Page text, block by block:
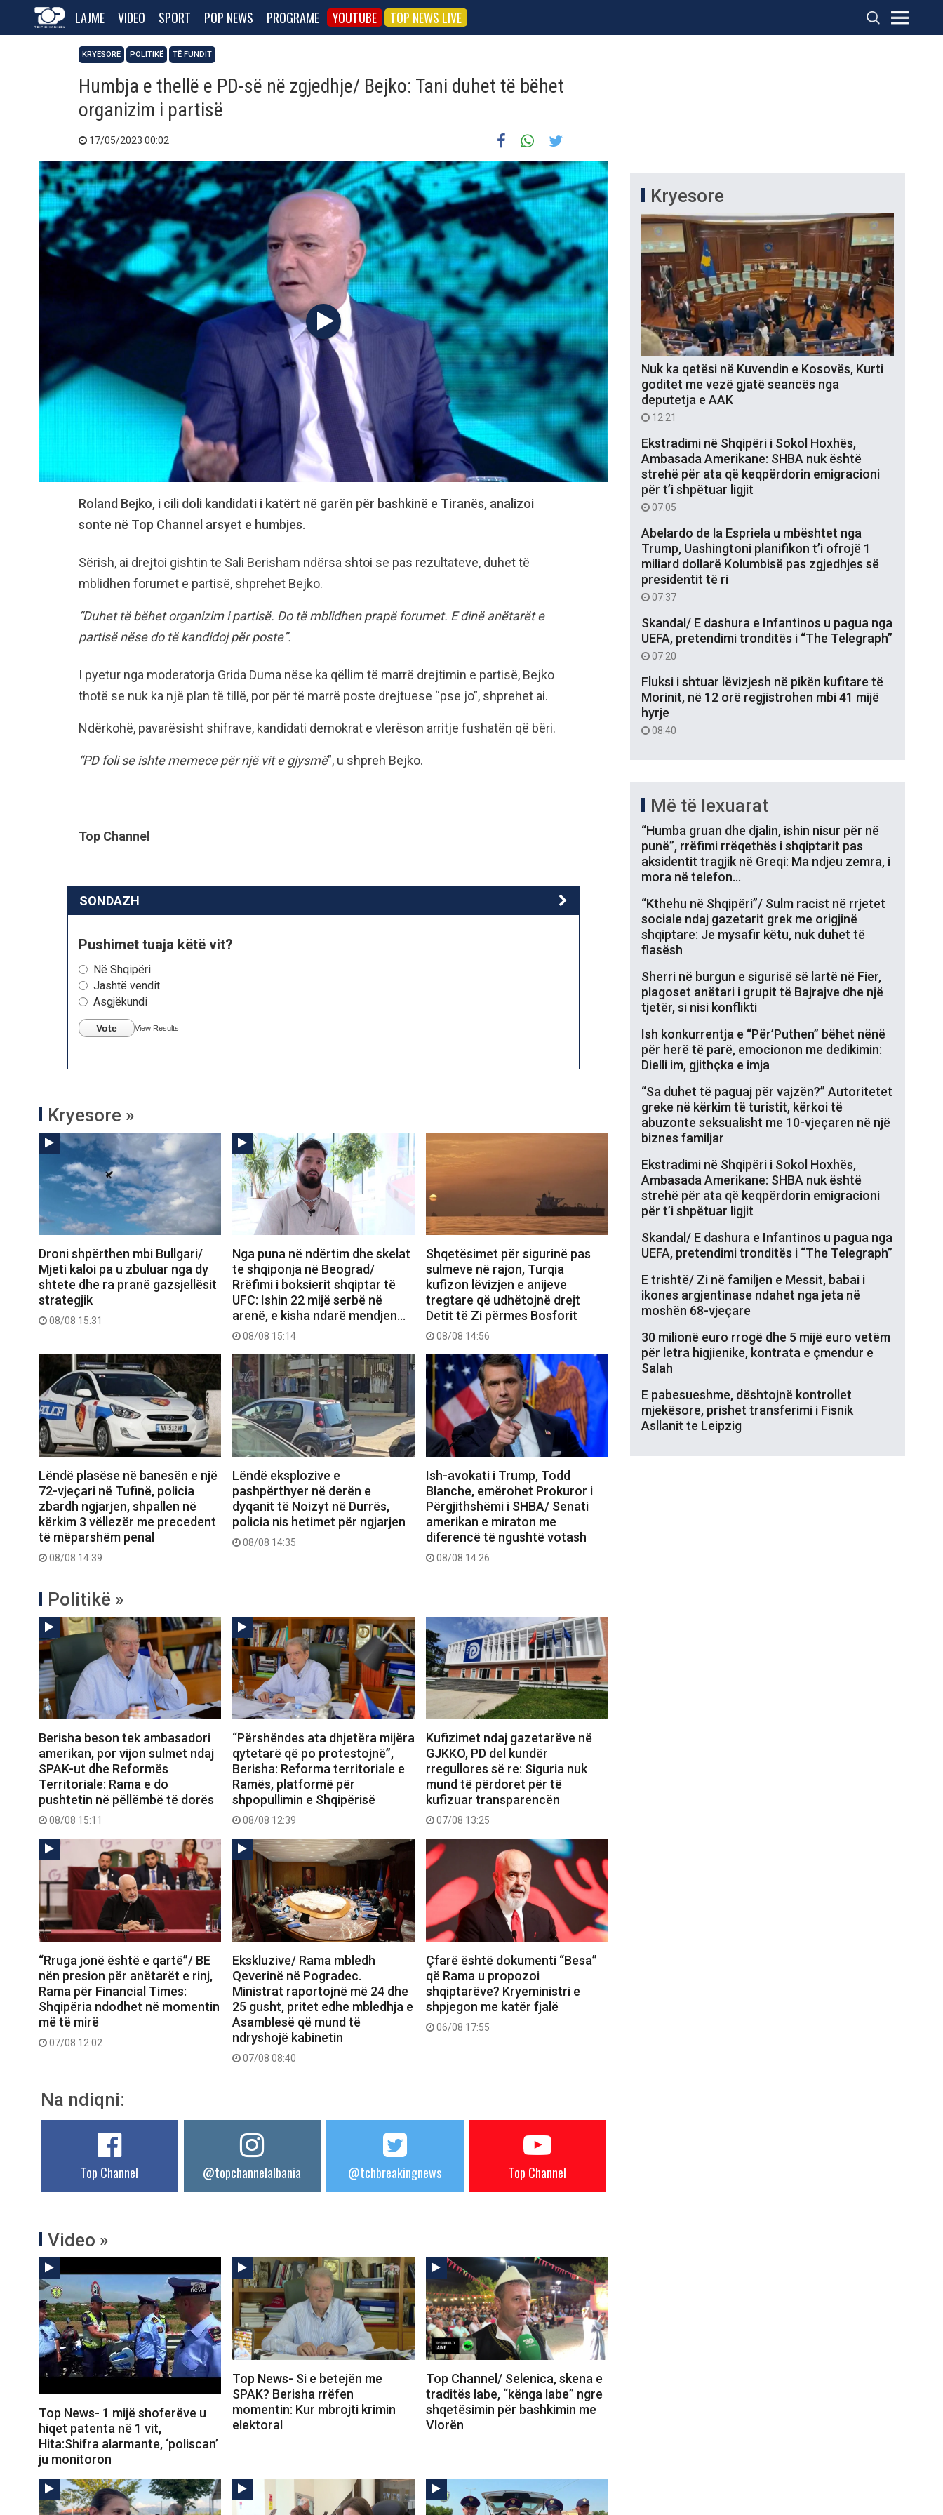
LAJME VIDEO SPORT POP NEWS PROGRAME YOUTUBE TOP NEWS LIVE
KRYESORE POLITIKË TË FUNDIT
Humbja e thellë e PD-së në zgjedhje/ Bejko: Tani duhet të bëhet
organizim i partisë
17/05/2023 00:02
Roland Bejko, i cili doli kandidati i katërt në garën për bashkinë e Tiranës, analizoi
sonte në Top Channel arsyet e humbjes.
Sërish, ai drejtoi gishtin te Sali Berisham ndërsa shtoi se pas rezultateve, duhet të
mblidhen forumet e partisë, shprehet Bejko.
“Duhet të bëhet organizim i partisë. Do të mblidhen prapë forumet. E dinë anëtarët e
partisë nëse do të kandidoj për poste”.
I pyetur nga moderatorja Grida Duma nëse ka qëllim të marrë drejtimin e partisë, Bejko
thotë se nuk ka një plan të tillë, por për të marrë poste drejtuese “pse jo”, shprehet ai.
Ndërkohë, pavarësisht shifrave, kandidati demokrat e vlerëson arritje fushatën që bëri.
“PD foli se ishte memece për një vit e gjysmë”, u shpreh Bejko.
Top Channel
SONDAZH
Pushimet tuaja këtë vit?
Në Shqipëri
Jashtë vendit
Asgjëkundi
Vote View Results
Kryesore »
Droni shpërthen mbi Bullgari/
Mjeti kaloi pa u zbuluar nga dy
shtete dhe ra pranë gazsjellësit
strategjik
08/08 15:31
Nga puna në ndërtim dhe skelat
te shqiponja në Beograd/
Rrëfimi i boksierit shqiptar të
UFC: Ishin 22 mijë serbë në
arenë, e kisha ndarë mendjen…
08/08 15:14
Shqetësimet për sigurinë pas
sulmeve në rajon, Turqia
kufizon lëvizjen e anijeve
tregtare që udhëtojnë drejt
Detit të Zi përmes Bosforit
08/08 14:56
Lëndë plasëse në banesën e një
72-vjeçari në Tufinë, policia
zbardh ngjarjen, shpallen në
kërkim 3 vëllezër me precedent
të mëparshëm penal
08/08 14:39
Lëndë eksplozive e
pashpërthyer në derën e
dyqanit të Noizyt në Durrës,
policia nis hetimet për ngjarjen
08/08 14:35
Ish-avokati i Trump, Todd
Blanche, emërohet Prokuror i
Përgjithshëmi i SHBA/ Senati
amerikan e miraton me
diferencë të ngushtë votash
08/08 14:26
Politikë »
Berisha beson tek ambasadori
amerikan, por vijon sulmet ndaj
SPAK-ut dhe Reformës
Territoriale: Rama e do
pushtetin në pëllëmbë të dorës
08/08 15:11
“Përshëndes ata dhjetëra mijëra
qytetarë që po protestojnë”,
Berisha: Reforma territoriale e
Ramës, platformë për
shpopullimin e Shqipërisë
08/08 12:39
Kufizimet ndaj gazetarëve në
GJKKO, PD del kundër
rregullores së re: Siguria nuk
mund të përdoret për të
kufizuar transparencën
07/08 13:25
“Rruga jonë është e qartë”/ BE
nën presion për anëtarët e rinj,
Rama për Financial Times:
Shqipëria ndodhet në momentin
më të mirë
07/08 12:02
Ekskluzive/ Rama mbledh
Qeverinë në Pogradec.
Ministrat raportojnë më 24 dhe
25 gusht, pritet edhe mbledhja e
Asamblesë që mund të
ndryshojë kabinetin
07/08 08:40
Çfarë është dokumenti “Besa”
që Rama u propozoi
shqiptarëve? Kryeministri e
shpjegon me katër fjalë
06/08 17:55
Na ndiqni:
Top Channel @topchannelalbania @tchbreakingnews Top Channel
Video »
Top News- 1 mijë shoferëve u
hiqet patenta në 1 vit,
Hita:Shifra alarmante, ‘poliscan’
ju monitoron
Top News- Si e betejën me
SPAK? Berisha rrëfen
momentin: Kur mbrojti krimin
elektoral
Top Channel/ Selenica, skena e
traditës labe, “kënga labe” ngre
shqetësimin për bashkimin me
Vlorën
Kryesore
Nuk ka qetësi në Kuvendin e Kosovës, Kurti
goditet me vezë gjatë seancës nga
deputetja e AAK
12:21
Ekstradimi në Shqipëri i Sokol Hoxhës,
Ambasada Amerikane: SHBA nuk është
strehë për ata që keqpërdorin emigracioni
për t’i shpëtuar ligjit
07:05
Abelardo de la Espriela u mbështet nga
Trump, Uashingtoni planifikon t’i ofrojë 1
miliard dollarë Kolumbisë pas zgjedhjes së
presidentit të ri
07:37
Skandal/ E dashura e Infantinos u pagua nga
UEFA, pretendimi tronditës i “The Telegraph”
07:20
Fluksi i shtuar lëvizjesh në pikën kufitare të
Morinit, në 12 orë regjistrohen mbi 41 mijë
hyrje
08:40
Më të lexuarat
“Humba gruan dhe djalin, ishin nisur për në
punë”, rrëfimi rrëqethës i shqiptarit pas
aksidentit tragjik në Greqi: Ma ndjeu zemra, i
mora në telefon…
“Kthehu në Shqipëri”/ Sulm racist në rrjetet
sociale ndaj gazetarit grek me origjinë
shqiptare: Je mysafir këtu, nuk duhet të
flasësh
Sherri në burgun e sigurisë së lartë në Fier,
plagoset anëtari i grupit të Bajrajve dhe një
tjetër, si nisi konflikti
Ish konkurrentja e “Për’Puthen” bëhet nënë
për herë të parë, emocionon me dedikimin:
Dielli im, gjithçka e imja
“Sa duhet të paguaj për vajzën?” Autoritetet
greke në kërkim të turistit, kërkoi të
abuzonte seksualisht me 10-vjeçaren në një
biznes familjar
Ekstradimi në Shqipëri i Sokol Hoxhës,
Ambasada Amerikane: SHBA nuk është
strehë për ata që keqpërdorin emigracioni
për t’i shpëtuar ligjit
Skandal/ E dashura e Infantinos u pagua nga
UEFA, pretendimi tronditës i “The Telegraph”
E trishtë/ Zi në familjen e Messit, babai i
ikones argjentinase ndahet nga jeta në
moshën 68-vjeçare
30 milionë euro rrogë dhe 5 mijë euro vetëm
për letra higjienike, kontrata e çmendur e
Salah
E pabesueshme, dështojnë kontrollet
mjekësore, prishet transferimi i Fisnik
Asllanit te Leipzig